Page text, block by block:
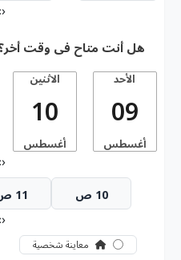
‹
هل أنت متاح فى وقت
الأحد
09
أغسطس
الاثنين
10
أغسطس
‹
10 ص 11 ص
‹
معاينة شخصية